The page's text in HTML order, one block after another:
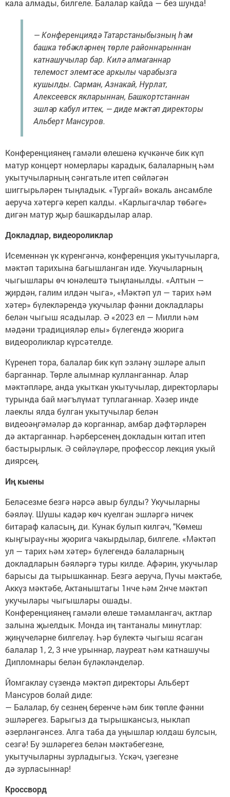
кала алмады, билгеле. Балалар кайда — без шунда!
— Конференциядә Татарстаныбызның һәм
башка төбәкләрнең төрле районнарыннан
катнашучылар бар. Килә алмаганнар
телемост элемтәсе аркылы чарабызга
кушылды. Сарман, Азнакай, Нурлат,
Алексеевск якларыннан, Башкортстаннан
эшләр кабул иттек, — диде мәктәп директоры
Альберт Мансуров.
Конференциянең гамәли өлешенә күчкәнче бик күп
матур концерт номерлары карадык, балаларның һәм
укытучыларның сәнгатьле итеп сөйләгән
шиггырьләрен тыңладык. «Тургай» вокаль ансамбле
аеруча хәтергә кереп калды. «Карлыгачлар төбәге»
дигән матур җыр башкардылар алар.
Докладлар, видеороликлар
Исеменнән үк күренгәнчә, конференция укытучыларга,
мәктәп тарихына багышланган иде. Укучыларның
чыгышлары өч юнәлештә тыңланылды. «Алтын —
җирдән, галим илдән чыга», «Мәктәп ул — тарих һәм
хәтер» бүлекләрендә укучылар фәнни докладлары
белән чыгыш ясадылар. Ә «2023 ел — Милли һәм
мәдәни традицияләр елы» бүлегендә жюрига
видеороликлар күрсәтелде.
Күренеп тора, балалар бик күп эзләнү эшләре алып
барганнар. Төрле алымнар кулланганнар. Алар
мәктәпләре, анда укыткан укытучылар, директорлары
турында бай мәгълүмат туплаганнар. Хәзер инде
лаеклы ялда булган укытучылар белән
видеоәңгәмәләр дә корганнар, амбар дәфтәрләрен
дә актарганнар. Һәрберсенең докладын китап итеп
бастырырлык. Ә сөйләүләре, профессор лекция укый
диярсең.
Иң кыены
Беләсезме безгә нәрсә авыр булды? Укучыларны
бәяләү. Шушы кадәр көч куелган эшләргә ничек
битараф каласың, ди. Кунак булып килгәч, "Көмеш
кыңгырау«ны җюрига чакырдылар, билгеле. «Мәктәп
ул — тарих һәм хәтер» бүлегендә балаларның
докладларын бәяләргә туры килде. Афәрин, укучылар
барысы да тырышканнар. Безгә аеруча, Пучы мәктәбе,
Аккүз мәктәбе, Актаныштагы 1нче һәм 2нче мәктәп
укучылары чыгышлары ошады.
Конференциянең гамәли өлеше тәмамлангач, актлар
залына җыелдык. Монда иң тантаналы минутлар:
җиңүчеләрне билгеләү. Һәр бүлектә чыгыш ясаган
балалар 1, 2, 3 нче урыннар, лауреат һәм катнашучы
Дипломнары белән бүләкләнделәр.
Йомгаклау сүзендә мәктәп директоры Альберт
Мансуров болай диде:
— Балалар, бу сезнең беренче һәм бик төпле фәнни
эшләрегез. Барыгыз да тырышкансыз, ныклап
әзерләнгәнсез. Алга таба да уңышлар юлдаш булсын,
сезгә! Бу эшләрегез белән мәктәбегезне,
укытучыларны зурладыгыз. Үскәч, үзегезне
дә зурласыннар!
Кроссворд